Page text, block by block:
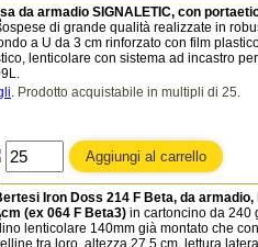
da armadio SIGNALETIC, con
di grande qualità realizzate in
a U da 3 cm rinforzato con film
lenticolare con sistema ad incastro per
. Prodotto acquistabile in multipli di 25.
Iron Doss 214 F Beta, da armadio,
(ex 064 F Beta3) in cartoncino da 240
lenticolare 140mm già montato che
tra loro, altezza 27,5 cm, lettura